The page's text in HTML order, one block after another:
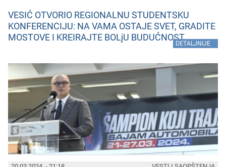
VESIĆ OTVORIO REGIONALNU STUDENTSKU
KONFERENCIJU: NA VAMA OSTAJE SVET, GRADITE
MOSTOVE I KREIRAJTE BOLjU BUDUĆNOST
DETALJNIJE